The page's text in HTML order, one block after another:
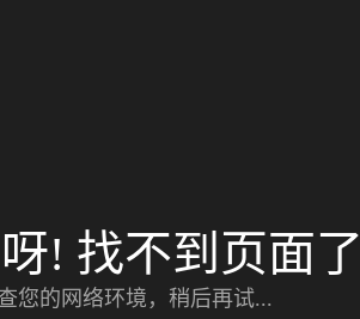
! 找不到页面了
您的网络环境，稍后再试...